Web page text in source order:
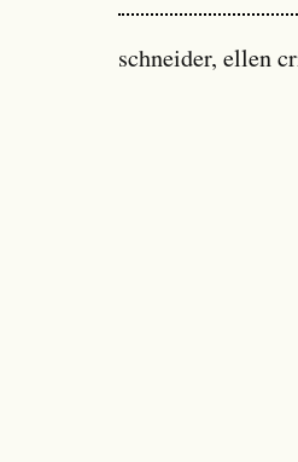
schneider, ellen